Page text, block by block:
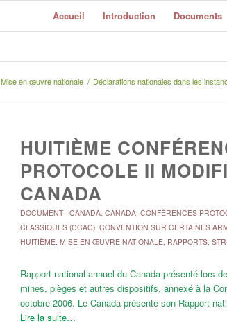
Accueil Introduction Documents
Mise en œuvre nationale / Déclarations nationales dans les
HUITIÈME
PROTOCOLE II
CANADA
DOCUMENT- CANADA, CANADA, CONFÉRENCES
CLASSIQUES (CCAC), CONVENTION SUR CERTAINES
HUITIÈME, MISE EN ŒUVRE NATIONALE, RAPPORTS,
Rapport national annuel du Canada présenté lors
mines, pièges et autres dispositifs, annexé à la
octobre 2006. Le Canada présente son Rapport
Lire la suite…